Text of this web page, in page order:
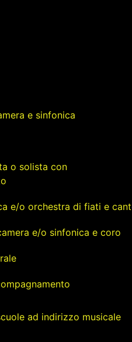
e sinfonica
o solista con
e/o orchestra di fiati e
e/o sinfonica e coro
ad indirizzo musicale